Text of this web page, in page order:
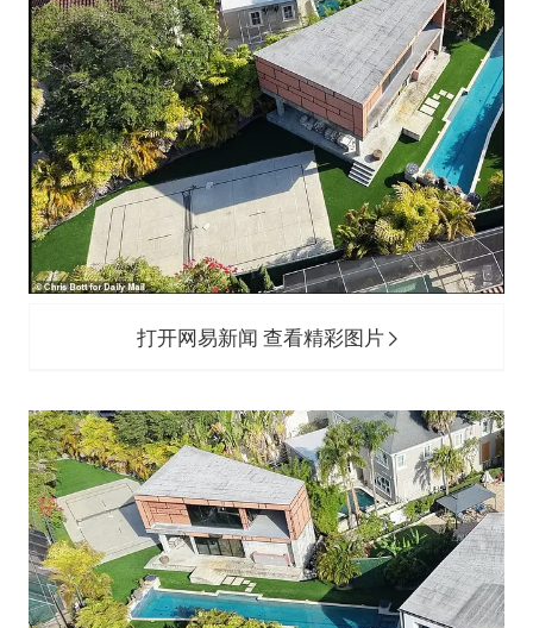
打开网易新闻 查看精彩图片